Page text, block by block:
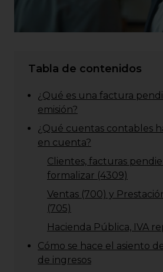
Tabla de contenidos
¿Qué es una factura
emisión?
¿Qué cuentas contables
en cuenta?
Clientes, facturas
formalizar (4309)
Ventas (700) y
(705)
Hacienda Pública, IVA
Cómo se hace el asiento
de ingresos